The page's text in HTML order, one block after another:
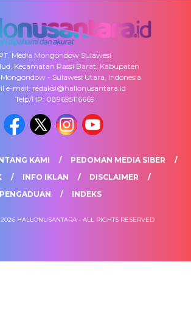
Media Mongondow Sulawesi
Kecamatan Passi Barat, Kabupaten
- Sulawesi Utara, Indonesia
e-mail: redaksi@hallonusantara.id
Telp/HP: 089695116669
KAMI
PEDOMAN MEDIA SIBER
INFO IKLAN
DISCLAIMER
PENGADUAN
INDEKS
HALLONUSANTARA - ALL RIGHTS RESERVED